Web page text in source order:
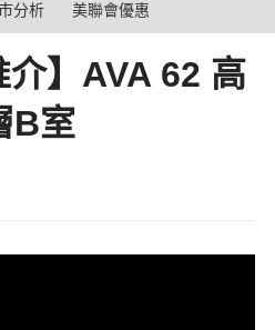
分析 美聯會優惠
介】AVA 62 高
B室